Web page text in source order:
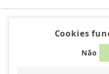
Cookies
Não